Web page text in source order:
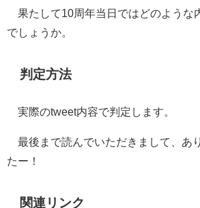
果たして10周年当日ではどのような
でしょうか。
判定方法
実際のtweet内容で判定します。
最後まで読んでいただきまして、あ
たー！
関連リンク